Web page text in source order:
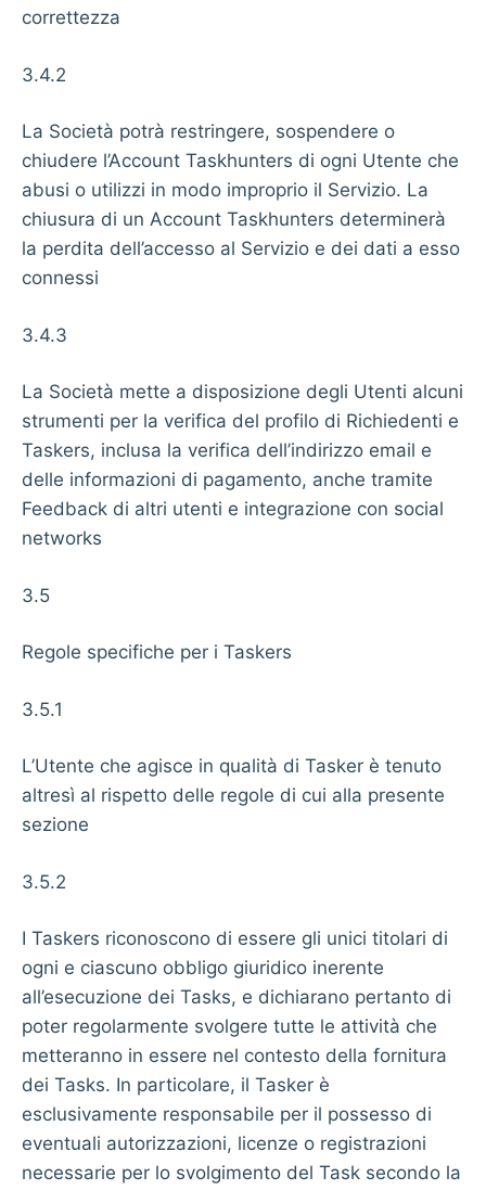
correttezza
3.4.2
La Società potrà restringere, sospendere o
chiudere l’Account Taskhunters di ogni Utente che
abusi o utilizzi in modo improprio il Servizio. La
chiusura di un Account Taskhunters determinerà
la perdita dell’accesso al Servizio e dei dati a esso
connessi
3.4.3
La Società mette a disposizione degli Utenti alcuni
strumenti per la verifica del profilo di Richiedenti e
Taskers, inclusa la verifica dell’indirizzo email e
delle informazioni di pagamento, anche tramite
Feedback di altri utenti e integrazione con social
networks
3.5
Regole specifiche per i Taskers
3.5.1
L’Utente che agisce in qualità di Tasker è tenuto
altresì al rispetto delle regole di cui alla presente
sezione
3.5.2
I Taskers riconoscono di essere gli unici titolari di
ogni e ciascuno obbligo giuridico inerente
all’esecuzione dei Tasks, e dichiarano pertanto di
poter regolarmente svolgere tutte le attività che
metteranno in essere nel contesto della fornitura
dei Tasks. In particolare, il Tasker è
esclusivamente responsabile per il possesso di
eventuali autorizzazioni, licenze o registrazioni
necessarie per lo svolgimento del Task secondo la